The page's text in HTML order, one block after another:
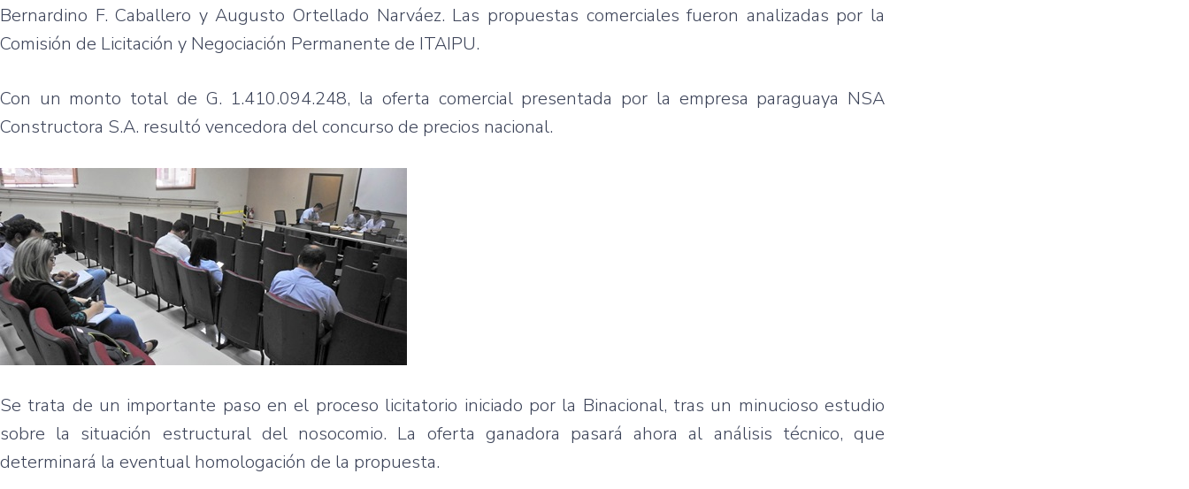
Bernardino F. Caballero y Augusto Ortellado Narváez. Las propuestas comerciales fueron analizadas por la
Comisión de Licitación y Negociación Permanente de ITAIPU.
Con un monto total de G. 1.410.094.248, la oferta comercial presentada por la empresa paraguaya NSA
Constructora S.A. resultó vencedora del concurso de precios nacional.
Se trata de un importante paso en el proceso licitatorio iniciado por la Binacional, tras un minucioso estudio
sobre la situación estructural del nosocomio. La oferta ganadora pasará ahora al análisis técnico, que
determinará la eventual homologación de la propuesta.